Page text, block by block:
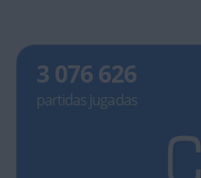
3 076 626
partidas jugadas